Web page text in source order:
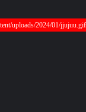
uploads/2024/01/jjujuu.gif